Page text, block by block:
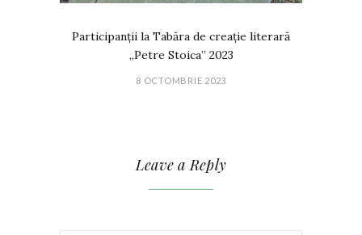
Participanții la Tabăra de creație literară
„Petre Stoica” 2023
8 OCTOMBRIE 2023
Leave a Reply